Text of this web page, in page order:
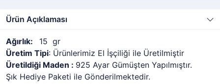
Ürün Açıklaması
Ağırlık:
15 gr
Üretim Tipi: Ürünlerimiz El İşçiliği ile Üretilmiştir
Üretildiği Maden : 925 Ayar Gümüşten Yapılmıştır.
Şık Hediye Paketi ile Gönderilmektedir.